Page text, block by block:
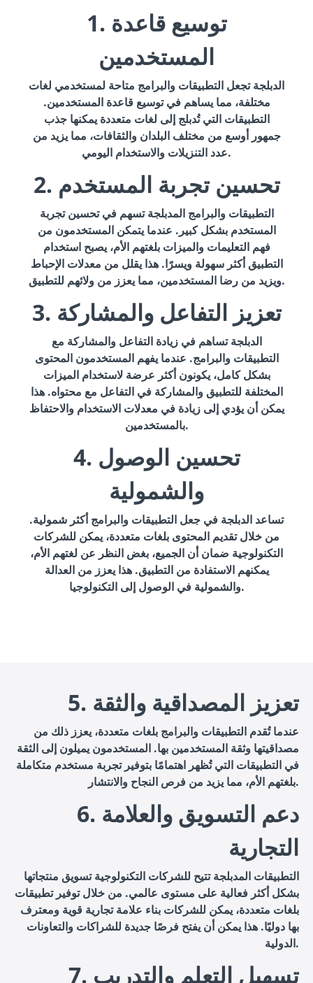
1. توسيع قاعدة
المستخدمين
الدبلجة تجعل التطبيقات والبرامج متاحة لمستخدمي لغات
مختلفة، مما يساهم في توسيع قاعدة المستخدمين.
التطبيقات التي تُدبلج إلى لغات متعددة يمكنها جذب
جمهور أوسع من مختلف البلدان والثقافات، مما يزيد من
عدد التنزيلات والاستخدام اليومي.
2. تحسين تجربة المستخدم
التطبيقات والبرامج المدبلجة تسهم في تحسين تجربة
المستخدم بشكل كبير. عندما يتمكن المستخدمون من
فهم التعليمات والميزات بلغتهم الأم، يصبح استخدام
التطبيق أكثر سهولة ويسرًا. هذا يقلل من معدلات الإحباط
ويزيد من رضا المستخدمين، مما يعزز من ولائهم للتطبيق.
3. تعزيز التفاعل والمشاركة
الدبلجة تساهم في زيادة التفاعل والمشاركة مع
التطبيقات والبرامج. عندما يفهم المستخدمون المحتوى
بشكل كامل، يكونون أكثر عرضة لاستخدام الميزات
المختلفة للتطبيق والمشاركة في التفاعل مع محتواه. هذا
يمكن أن يؤدي إلى زيادة في معدلات الاستخدام والاحتفاظ
بالمستخدمين.
4. تحسين الوصول
والشمولية
تساعد الدبلجة في جعل التطبيقات والبرامج أكثر شمولية.
من خلال تقديم المحتوى بلغات متعددة، يمكن للشركات
التكنولوجية ضمان أن الجميع، بغض النظر عن لغتهم الأم،
يمكنهم الاستفادة من التطبيق. هذا يعزز من العدالة
والشمولية في الوصول إلى التكنولوجيا.
5. تعزيز المصداقية والثقة
عندما تُقدم التطبيقات والبرامج بلغات متعددة، يعزز ذلك من
مصداقيتها وثقة المستخدمين بها. المستخدمون يميلون إلى الثقة
في التطبيقات التي تُظهر اهتمامًا بتوفير تجربة مستخدم متكاملة
بلغتهم الأم، مما يزيد من فرص النجاح والانتشار.
6. دعم التسويق والعلامة
التجارية
التطبيقات المدبلجة تتيح للشركات التكنولوجية تسويق منتجاتها
بشكل أكثر فعالية على مستوى عالمي. من خلال توفير تطبيقات
بلغات متعددة، يمكن للشركات بناء علامة تجارية قوية ومعترف
بها دوليًا. هذا يمكن أن يفتح فرصًا جديدة للشراكات والتعاونات
الدولية.
7. تسهيل التعلم والتدريب